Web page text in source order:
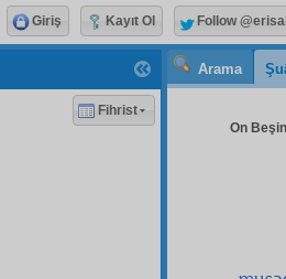
Arama
On
Fihrist
Giriş Kayıt Ol Follow